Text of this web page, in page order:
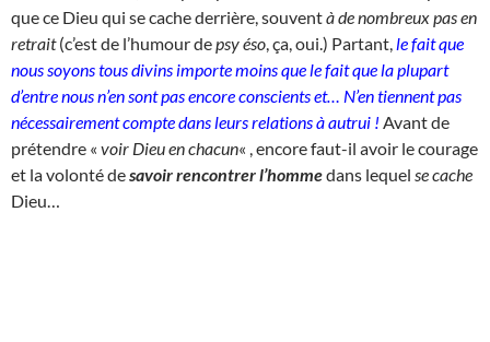
que ce Dieu qui se cache derrière, souventà de nombreux pas en
retrait(c’est de l’humour depsy éso , ça, oui.) Partant, le fait que
nous soyons tous divins importe moins que le fait que la plupart
d’entre nous n’en sont pas encore conscients et… N’en tiennent pas
nécessairement compte dans leurs relations à autrui ! Avant de
prétendre « voir Dieu en chacun« , encore faut-il avoir le courage
et la volonté desavoir rencontrer l’hommedans lequel se cache
Dieu…